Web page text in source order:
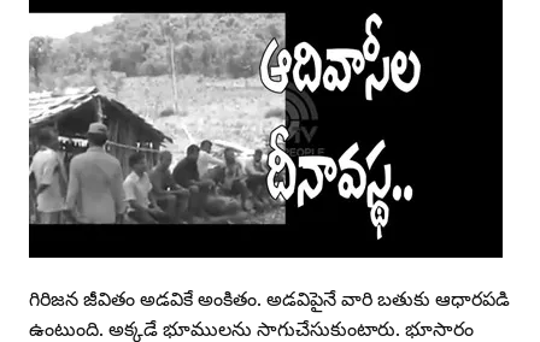
గిరిజన జీవితం అడవికే అంకితం. అడవిపైనే వారి బతుకు ఆధారపడి
ఉంటుంది. అక్కడే భూములను సాగుచేసుకుంటారు. భూసారం